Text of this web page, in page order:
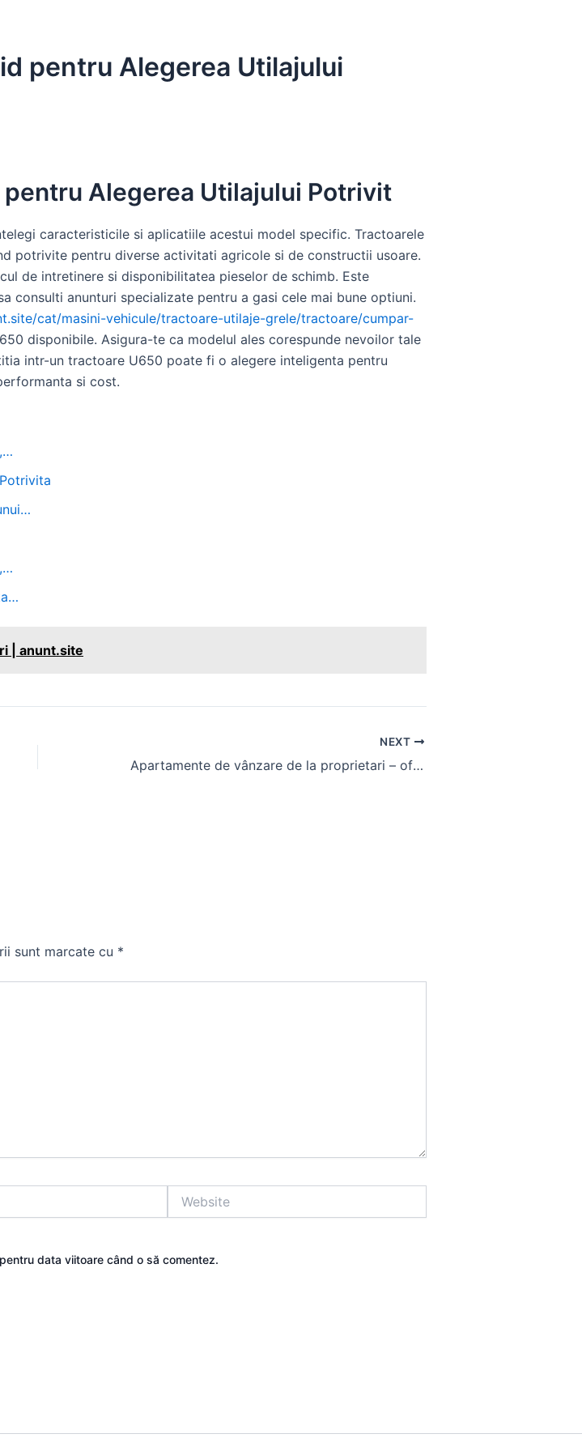
pentru Alegerea Utilajului
Alegerea Utilajului Potrivit
caracteristicile si aplicatiile acestui model specific. Tractoarele
potrivite pentru diverse activitati agricole si de constructii usoare.
de intretinere si disponibilitatea pieselor de schimb. Este
consulti anunturi specializate pentru a gasi cele mai bune optiuni.
cat/masini-vehicule/tractoare-utilaje-grele/tractoare/cumpar-
disponibile. Asigura-te ca modelul ales corespunde nevoilor tale
intr-un tractoare U650 poate fi o alegere inteligenta pentru
si cost.
| anunt.site
NEXT
Apartamente de vânzare de la proprietari – oferte studiouri
sunt marcate cu *
data viitoare când o să comentez.